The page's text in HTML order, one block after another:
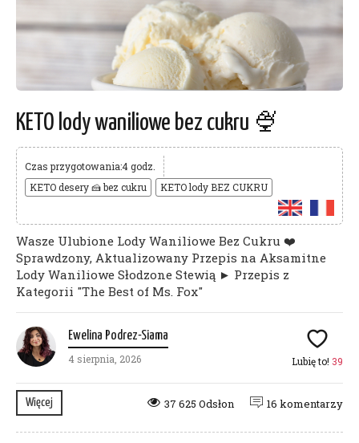
KETO lody waniliowe bez cukru 🍨
Czas przygotowania:4 godz.
KETO desery 🍰 bez cukru
KETO lody BEZ CUKRU
Wasze Ulubione Lody Waniliowe Bez Cukru ❤️
Sprawdzony, Aktualizowany Przepis na Aksamitne
Lody Waniliowe Słodzone Stewią ► Przepis z
Kategorii "The Best of Ms. Fox"
Ewelina Podrez-Siama
4 sierpnia, 2026 Lubię to! 39
Więcej 16 komentarzy
37 625 Odsłon